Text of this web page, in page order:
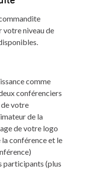
votre niveau de
comme
conférenciers
votre
de la
de votre logo
la conférence et le
participants (plus